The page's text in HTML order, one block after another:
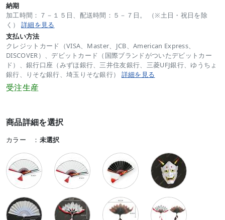
納期
加工時間：７－１５日、配送時間：５－７日。 （※土日・祝日を除
く） 詳細を見る
支払い方法
クレジットカード（VISA、Master、JCB、American Express、
DISCOVER）、デビットカード（国際ブランドがついたデビットカー
ド）、銀行口座（みずほ銀行、三井住友銀行、三菱UFJ銀行、ゆうちょ
銀行、りそな銀行、埼玉りそな銀行） 詳細を見る
受注生産
商品詳細を選択
カラー ： 未選択